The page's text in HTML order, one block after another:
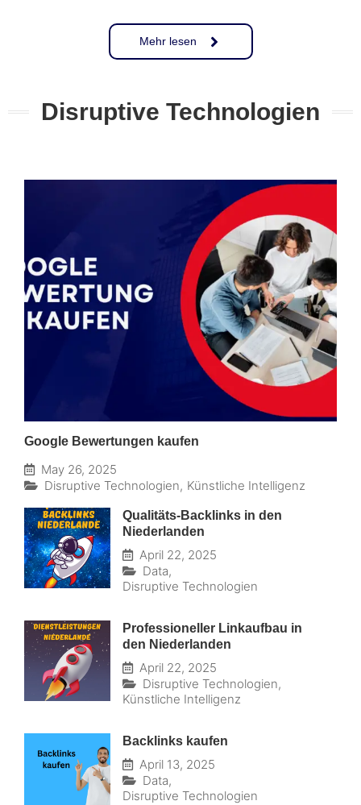
Mehr lesen
Disruptive Technologien
Google Bewertungen kaufen
May 26, 2025
Disruptive Technologien, Künstliche Intelligenz
Qualitäts-Backlinks in den
Niederlanden
April 22, 2025
Data,
Disruptive Technologien
Professioneller Linkaufbau in
den Niederlanden
April 22, 2025
Disruptive Technologien,
Künstliche Intelligenz
Backlinks kaufen
April 13, 2025
Data,
Disruptive Technologien